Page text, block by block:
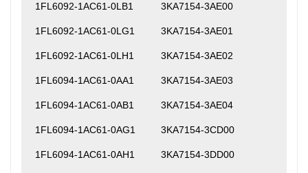
1FL6092-1AC61-0LB1 3KA7154-3AE00
1FL6092-1AC61-0LG1 3KA7154-3AE01
1FL6092-1AC61-0LH1 3KA7154-3AE02
1FL6094-1AC61-0AA1 3KA7154-3AE03
1FL6094-1AC61-0AB1 3KA7154-3AE04
1FL6094-1AC61-0AG1 3KA7154-3CD00
1FL6094-1AC61-0AH1 3KA7154-3DD00